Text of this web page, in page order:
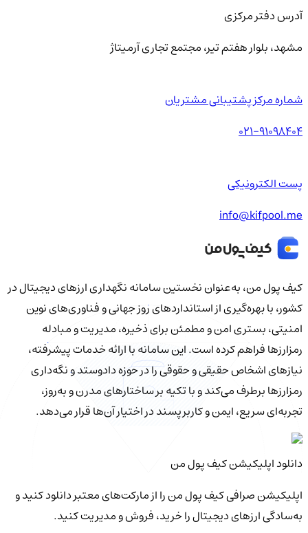
آدرس دفتر مرکزی
مشهد، بلوار هفتم تیر، مجتمع تجاری آرمیتاژ
شماره مرکز پشتیبانی مشتریان
021-91098404
پست الکترونیکی
info@kifpool.me
کیف‌ پول من، به‌عنوان نخستین سامانه نگهداری ارزهای دیجیتال در
کشور، با بهره‌گیری از استانداردهای روز جهانی و فناوری‌های نوین
امنیتی، بستری امن و مطمئن برای ذخیره، مدیریت و مبادله
رمزارزها فراهم کرده است. این سامانه با ارائه خدمات پیشرفته،
نیازهای اشخاص حقیقی و حقوقی را در حوزه دادوستد و نگه‌داری
رمزارزها برطرف می‌کند و با تکیه بر ساختارهای مدرن و به‌روز،
تجربه‌ای سریع، ایمن و کاربرپسند در اختیار آن‌ها قرار می‌دهد.
دانلود اپلیکیشن کیف‌ پول من
اپلیکیشن صرافی کیف پول من را از مارکت‌های معتبر دانلود کنید و
به‌سادگی ارزهای دیجیتال را خرید، فروش و مدیریت کنید.